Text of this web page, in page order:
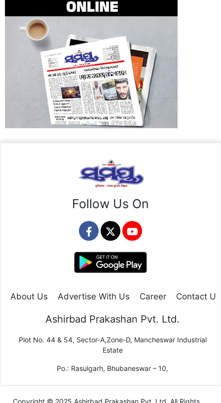
Follow Us On
About Us Advertise With Us Career Contact Us
Ashirbad Prakashan Pvt. Ltd.
Plot No. 44 & 54, Sector-A,Zone-D, Mancheswar Industrial
Estate
Po.: Rasulgarh, Bhubaneswar – 10,
Copyright © 2025 Ashirbad Prakashan Pvt. Ltd. All Rights